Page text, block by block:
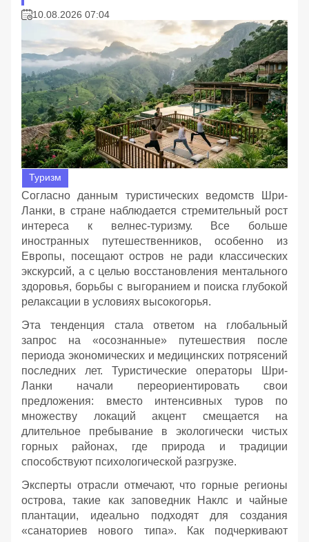
10.08.2026 07:04
Туризм
Согласно данным туристических ведомств Шри-
Ланки, в стране наблюдается стремительный рост
интереса к велнес-туризму. Все больше
иностранных путешественников, особенно из
Европы, посещают остров не ради классических
экскурсий, а с целью восстановления ментального
здоровья, борьбы с выгоранием и поиска глубокой
релаксации в условиях высокогорья.
Эта тенденция стала ответом на глобальный
запрос на «осознанные» путешествия после
периода экономических и медицинских потрясений
последних лет. Туристические операторы Шри-
Ланки начали переориентировать свои
предложения: вместо интенсивных туров по
множеству локаций акцент смещается на
длительное пребывание в экологически чистых
горных районах, где природа и традиции
способствуют психологической разгрузке.
Эксперты отрасли отмечают, что горные регионы
острова, такие как заповедник Наклс и чайные
плантации, идеально подходят для создания
«санаториев нового типа». Как подчеркивают